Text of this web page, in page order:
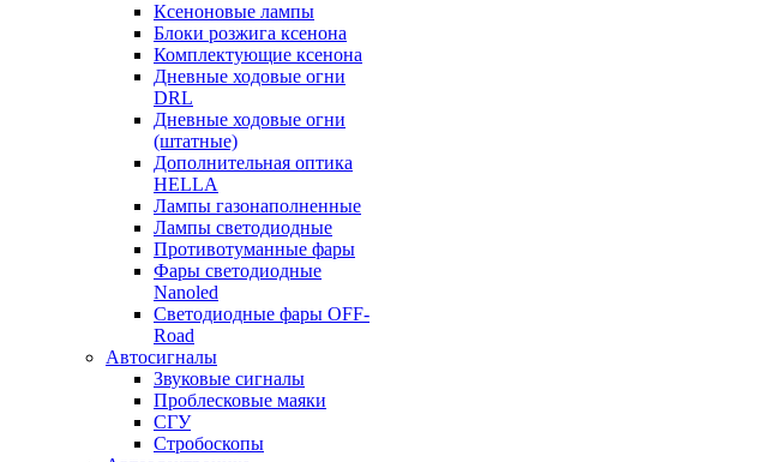
Ксеноновые лампы
Блоки розжига ксенона
Комплектующие ксенона
Дневные ходовые огни
DRL
Дневные ходовые огни
(штатные)
Дополнительная оптика
HELLA
Лампы газонаполненные
Лампы светодиодные
Противотуманные фары
Фары светодиодные
Nanoled
Светодиодные фары OFF-
Road
Автосигналы
Звуковые сигналы
Проблесковые маяки
СГУ
Стробоскопы